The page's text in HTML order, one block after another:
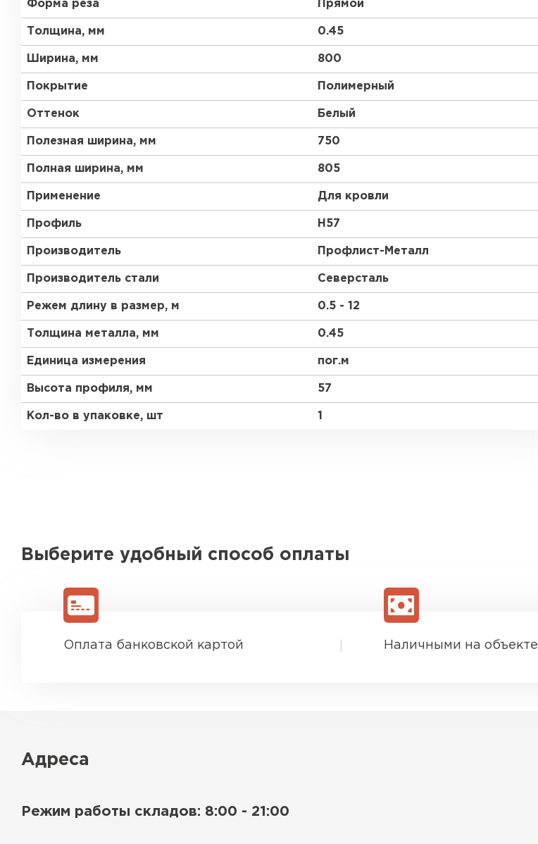
Форма реза Прямой
Толщина, мм 0.45
Ширина, мм 800
Покрытие Полимерный
Оттенок Белый
Полезная ширина, мм 750
Полная ширина, мм 805
Применение Для кровли
Профиль Н57
Производитель Профлист-Металл
Производитель стали Северсталь
Режем длину в размер, м 0.5 - 12
Толщина металла, мм 0.45
Единица измерения пог.м
Высота профиля, мм 57
Кол-во в упаковке, шт 1
Выберите удобный способ оплаты
Оплата банковской картой Наличными на объекте
Адреса
Режим работы складов: 8:00 - 21:00